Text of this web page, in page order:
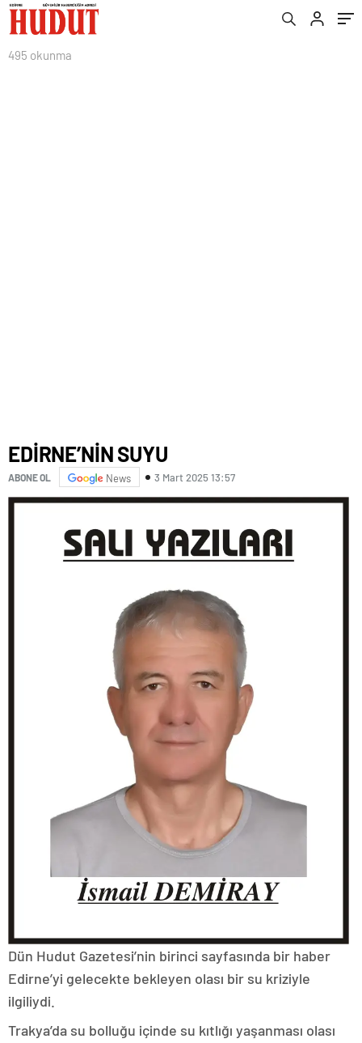
495 okunma
EDİRNE’NİN SUYU
ABONE OL News 3 Mart 2025 13:57
Dün Hudut Gazetesi’nin birinci sayfasında bir haber
Edirne’yi gelecekte bekleyen olası bir su kriziyle
ilgiliydi.
Trakya’da su bolluğu içinde su kıtlığı yaşanması olası